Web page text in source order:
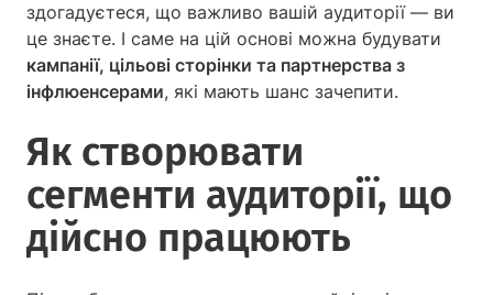
здогадуєтеся, що важливо вашій аудиторії — ви
це знаєте. І саме на цій основі можна будувати
кампанії, цільові сторінки та партнерства з
інфлюенсерами, які мають шанс зачепити.
Як створювати
сегменти аудиторії, що
дійсно працюють